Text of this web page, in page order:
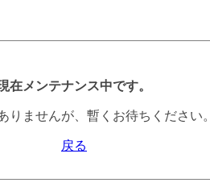
在メンテナンス中です。
りませんが、暫くお待ちください。
戻る